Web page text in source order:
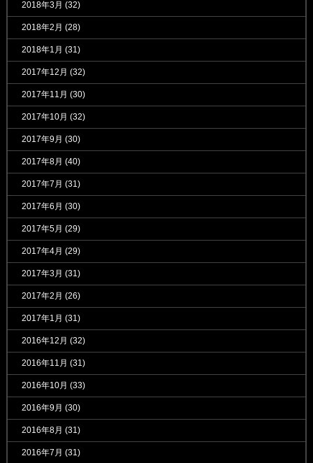
2018年3月 (32)
2018年2月 (28)
2018年1月 (31)
2017年12月 (32)
2017年11月 (30)
2017年10月 (32)
2017年9月 (30)
2017年8月 (40)
2017年7月 (31)
2017年6月 (30)
2017年5月 (29)
2017年4月 (29)
2017年3月 (31)
2017年2月 (26)
2017年1月 (31)
2016年12月 (32)
2016年11月 (31)
2016年10月 (33)
2016年9月 (30)
2016年8月 (31)
2016年7月 (31)